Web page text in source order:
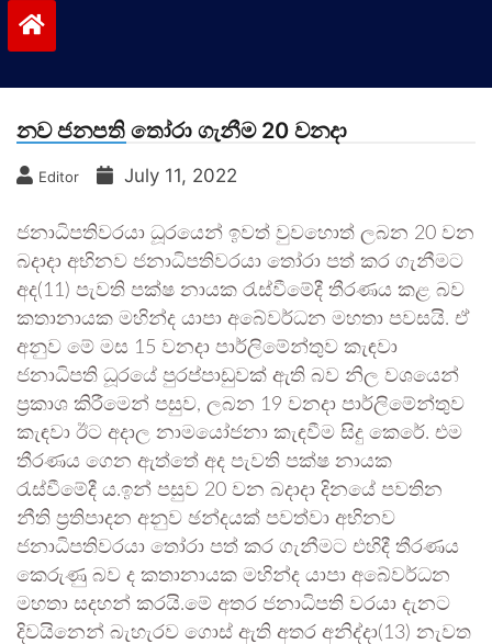
නව ජනපති තෝරා ගැනීම 20 වනදා
Editor July 11, 2022
ජනාධිපතිවරයා ධූරයෙන් ඉවත් වුවහොත් ලබන 20 වන
බදාදා අභිනව ජනාධිපතිවරයා තෝරා පත් කර ගැනීමට
අද(11) පැවති පක්ෂ නායක රැස්වීමේදී තීරණය කළ බව
කතානායක මහින්ද යාපා අබේවර්ධන මහතා පවසයි. ඒ
අනුව මේ මස 15 වනදා පාර්ලිමේන්තුව කැඳවා
ජනාධිපති ධූරයේ පුරප්පාඩුවක් ඇති බව නිල වශයෙන්
ප්‍රකාශ කිරීමෙන් පසුව, ලබන 19 වනදා පාර්ලිමේන්තුව
කැඳවා ඊට අදාල නාමයෝජනා කැඳවීම සිදු කෙරේ. එම
තීරණය ගෙන ඇත්තේ අද පැවති පක්ෂ නායක
රැස්වීමේදී ය.ඉන් පසුව 20 වන බදාදා දිනයේ පවතින
නීති ප්‍රතිපාදන අනුව ඡන්දයක් පවත්වා අභිනව
ජනාධිපතිවරයා තෝරා පත් කර ගැනීමට එහිදී තීරණය
කෙරුණු බව ද කතානායක මහින්ද යාපා අබේවර්ධන
මහතා සදහන් කරයි.මේ අතර ජනාධිපති වරයා දැනට
දිවයිනෙන් බැහැරව ගොස් ඇති අතර අනිද්දා(13) නැවත